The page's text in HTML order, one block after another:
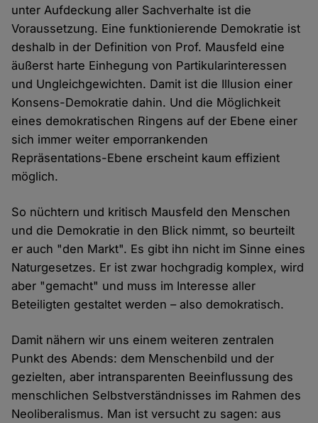
unter Aufdeckung aller Sachverhalte ist die
Voraussetzung. Eine funktionierende Demokratie ist
deshalb in der Definition von Prof. Mausfeld eine
äußerst harte Einhegung von Partikularinteressen
und Ungleichgewichten. Damit ist die Illusion einer
Konsens-Demokratie dahin. Und die Möglichkeit
eines demokratischen Ringens auf der Ebene einer
sich immer weiter emporrankenden
Repräsentations-Ebene erscheint kaum effizient
möglich.
So nüchtern und kritisch Mausfeld den Menschen
und die Demokratie in den Blick nimmt, so beurteilt
er auch "den Markt". Es gibt ihn nicht im Sinne eines
Naturgesetzes. Er ist zwar hochgradig komplex, wird
aber "gemacht" und muss im Interesse aller
Beteiligten gestaltet werden – also demokratisch.
Damit nähern wir uns einem weiteren zentralen
Punkt des Abends: dem Menschenbild und der
gezielten, aber intransparenten Beeinflussung des
menschlichen Selbstverständnisses im Rahmen des
Neoliberalismus. Man ist versucht zu sagen: aus